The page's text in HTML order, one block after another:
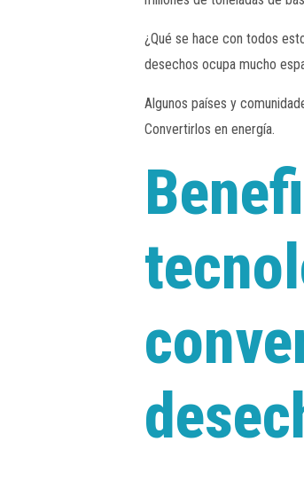
¿Qué se hace con todos
desechos ocupa mucho
Algunos países y
Convertirlos en energía.